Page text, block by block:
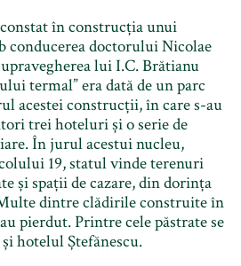
în construcția unui
conducerea doctorului Nicolae
lui I.C. Brătianu
termal” era dată de un parc
acestei construcții, în care s-au
trei hoteluri și o serie de
În jurul acestui nucleu,
19, statul vinde terenuri
și spații de cazare, din dorința
dintre clădirile construite în
pierdut. Printre cele păstrate se
hotelul Ștefănescu.